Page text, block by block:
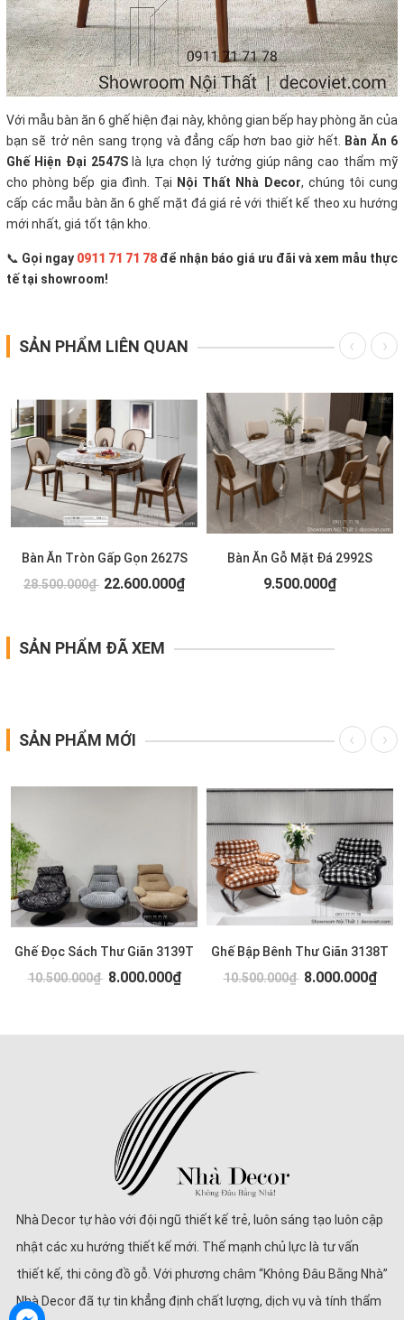
Với mẫu bàn ăn 6 ghế hiện đại này, không gian bếp hay phòng ăn của
bạn sẽ trở nên sang trọng và đẳng cấp hơn bao giờ hết. Bàn Ăn 6
Ghế Hiện Đại 2547Slà lựa chọn lý tưởng giúp nâng cao thẩm mỹ
cho phòng bếp gia đình. Tại Nội Thất Nhà Decor, chúng tôi cung
cấp các mẫu bàn ăn 6 ghế mặt đá giá rẻ với thiết kế theo xu hướng
mới nhất, giá tốt tận kho.
📞 Gọi ngay 0911 71 71 78 để nhận báo giá ưu đãi và xem mẫu thực
tế tại showroom!
SẢN PHẨM LIÊN QUAN
Bàn Ăn Tròn Gấp Gọn 2627S
28.500.000₫ 22.600.000₫
Bàn Ăn Gỗ Mặt Đá 2992S
9.500.000₫
SẢN PHẨM ĐÃ XEM
SẢN PHẨM MỚI
Ghế Đọc Sách Thư Giãn 3139T
10.500.000₫ 8.000.000₫
Ghế Bập Bênh Thư Giãn 3138T
10.500.000₫ 8.000.000₫
Nhà Decor tự hào với đội ngũ thiết kế trẻ, luôn sáng tạo luôn cập
nhật các xu hướng thiết kế mới. Thế mạnh chủ lực là tư vấn
thiết kế, thi công đồ gỗ. Với phương châm “Không Đâu Bằng Nhà”
Nhà Decor đã tự tin khẳng định chất lượng, dịch vụ và tính thẩm